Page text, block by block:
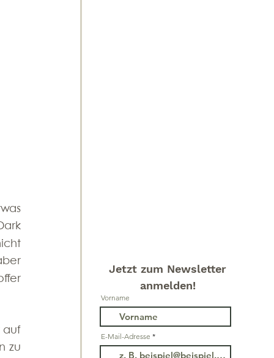
auf
zu
Jetzt zum Newsletter
anmelden!
Vorname
E-Mail-Adresse